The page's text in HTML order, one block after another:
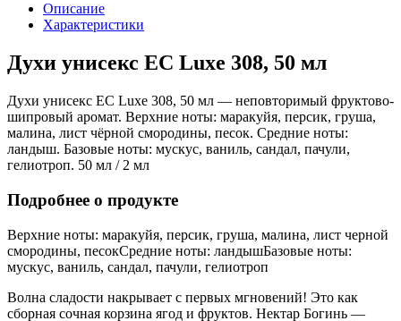
Описание
Характеристики
Духи унисекс EC Luxe 308, 50 мл
Духи унисекс EC Luxe 308, 50 мл — неповторимый фруктово-
шипровый аромат. Верхние ноты: маракуйя, персик, груша,
малина, лист чёрной смородины, песок. Средние ноты:
ландыш. Базовые ноты: мускус, ваниль, сандал, пачули,
гелиотроп. 50 мл / 2 мл
Подробнее о продукте
Верхние ноты: маракуйя, персик, груша, малина, лист черной
смородины, песокСредние ноты: ландышБазовые ноты:
мускус, ваниль, сандал, пачули, гелиотроп
Волна сладости накрывает с первых мгновений! Это как
сборная сочная корзина ягод и фруктов. Нектар Богинь —